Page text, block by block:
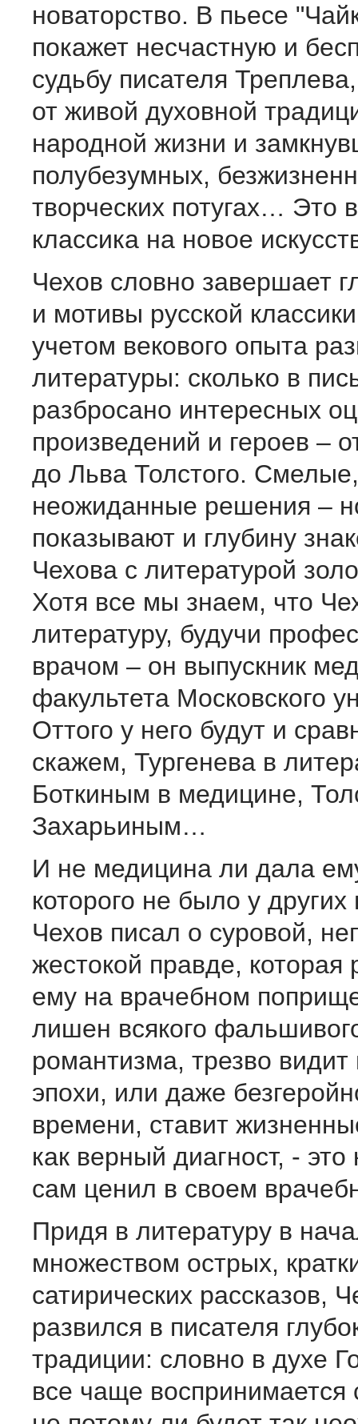
новаторство. В пьесе
покажет несчастную и
судьбу писателя
от живой духовной
народной жизни и
полубезумных,
творческих потугах… Это
классика на новое
Чехов словно завершает
и мотивы русской
учетом векового опыта
литературы: сколько в
разбросано интересных
произведений и героев –
до Льва Толстого. Смелые,
неожиданные решения –
показывают и глубину
Чехова с литературой
Хотя все мы знаем, что
литературу, будучи
врачом – он выпускник
факультета Московского
Оттого у него будут и
скажем, Тургенева в
Боткиным в медицине,
Захарьиным…
И не медицина ли дала
которого не было у других
Чехов писал о суровой,
жестокой правде, которая
ему на врачебном
лишен всякого
романтизма, трезво видит
эпохи, или даже
времени, ставит
как верный диагност, - это
сам ценил в своем
Придя в литературу в
множеством острых,
сатирических рассказов,
развился в писателя
традиции: словно в духе
все чаще воспринимается